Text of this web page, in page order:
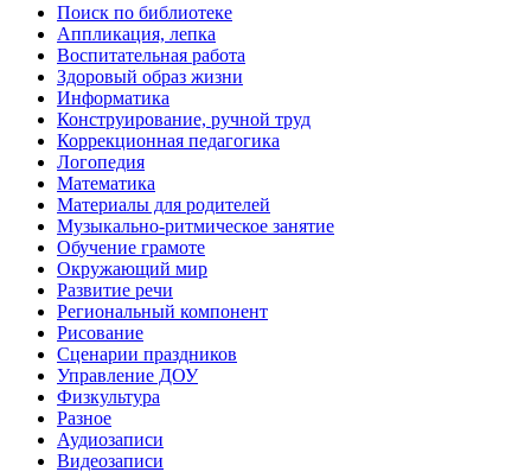
Поиск по библиотеке
Аппликация, лепка
Воспитательная работа
Здоровый образ жизни
Информатика
Конструирование, ручной труд
Коррекционная педагогика
Логопедия
Математика
Материалы для родителей
Музыкально-ритмическое занятие
Обучение грамоте
Окружающий мир
Развитие речи
Региональный компонент
Рисование
Сценарии праздников
Управление ДОУ
Физкультура
Разное
Аудиозаписи
Видеозаписи